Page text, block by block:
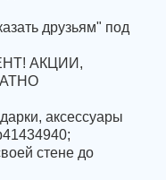
друзьям" под
АКЦИИ,
аксессуары
стене до